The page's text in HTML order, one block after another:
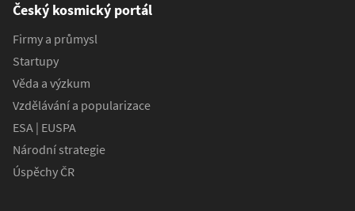
Český kosmický portál
Firmy a průmysl
Startupy
Věda a výzkum
Vzdělávání a popularizace
ESA | EUSPA
Národní strategie
Úspěchy ČR